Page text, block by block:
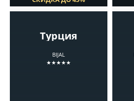
Турция
BIJAL
★★★★★